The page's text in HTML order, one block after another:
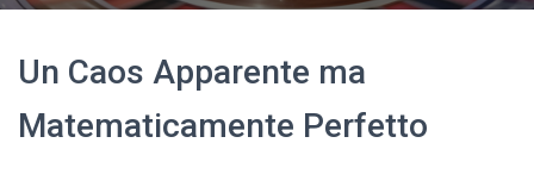
Un Caos Apparente ma
Matematicamente Perfetto